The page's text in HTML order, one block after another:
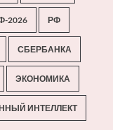
2026 РФ
СБЕРБАНКА
ЭКОНОМИКА
ИНТЕЛЛЕКТ